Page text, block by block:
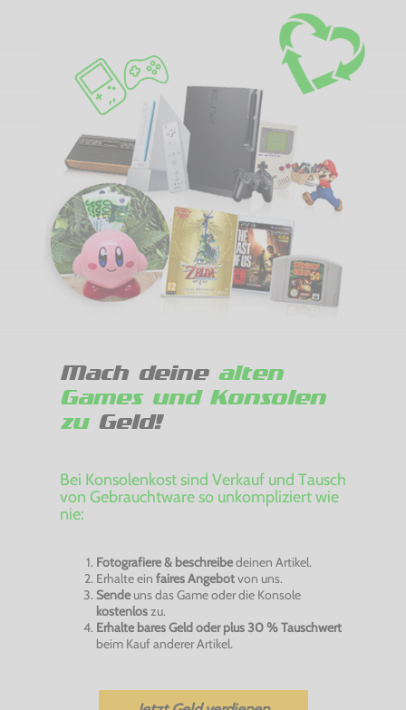
Mach deine alten
Games und Konsolen
zuGeld!
Bei Konsolenkost sind Verkauf und Tausch
von Gebrauchtware so unkompliziert wie
nie:
Fotografiere & beschreibedeinen Artikel.
Erhalte ein faires Angebotvon uns.
Sendeuns das Game oder die Konsole
kostenloszu.
Erhalte bares Geld oder plus 30 % Tauschwert
beim Kauf anderer Artikel.